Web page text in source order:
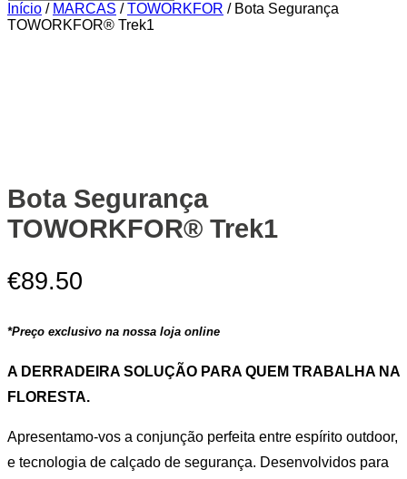
Início / MARCAS /TOWORKFOR / Bota Segurança
TOWORKFOR®️ Trek1
Bota Segurança
TOWORKFOR®️ Trek1
€89.50
*Preço exclusivo na nossa loja online
A DERRADEIRA SOLUÇÃO PARA QUEM TRABALHA NA
FLORESTA.
Apresentamo-vos a conjunção perfeita entre espírito outdoor,
e tecnologia de calçado de segurança. Desenvolvidos para